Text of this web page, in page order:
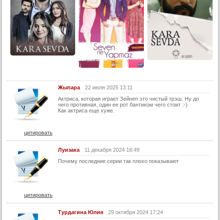
24 серия
25 серия
26 серия
27 серия
30 серия
31 серия
32 серия
34 серия
35 серия
36 серия
37 серия
38 серия
Жыпара
22 июля 2025 13:11
Актриса, которая играет Зейнеп это чистый трэш. Ну до
чего противная, один ее рот бантиком чего стоит :-)
Как актриса еще хуже.
цитировать
Луизака
11 декабря 2024 18:49
Почему последние серии так плохо показывают
цитировать
Турдагина Юлия 29 октября 2024 17:24